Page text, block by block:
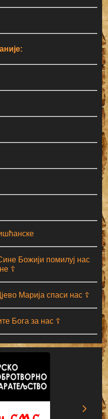
Божији помилуј нас
☦
Марија спаси нас ☦
Бога за нас ☦